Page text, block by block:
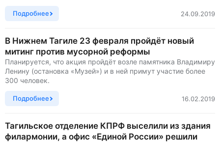
Подробнее 24.09.2019
В Нижнем Тагиле 23 февраля пройдёт новый
митинг против мусорной реформы
Планируется, что акция пройдёт возле памятника Владимиру
Ленину (остановка «Музей») и в ней примут участие более
300 человек.
Подробнее 16.02.2019
Тагильское отделение КПРФ выселили из здания
филармонии, а офис «Единой России» решили